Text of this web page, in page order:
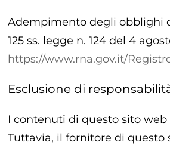
Adempimento degli obblighi
125 ss. legge n. 124 del 4
https://www.rna.gov.it/
Esclusione di
I contenuti di questo sito
Tuttavia, il fornitore di questo